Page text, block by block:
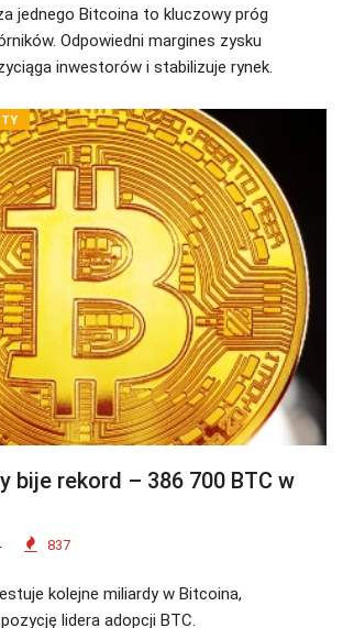
jednego Bitcoina to kluczowy próg
Odpowiedni margines zysku
inwestorów i stabilizuje rynek.
bije rekord – 386 700 BTC w
837
kolejne miliardy w Bitcoina,
lidera adopcji BTC.